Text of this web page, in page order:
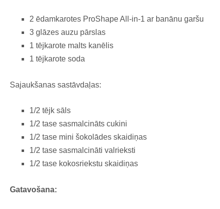
2 ēdamkarotes ProShape All-in-1 ar banānu garšu
3 glāzes auzu pārslas
1 tējkarote malts kanēlis
1 tējkarote soda
Sajaukšanas sastāvdaļas:
1/2 tējk sāls
1/2 tase sasmalcināts cukini
1/2 tase mini šokolādes skaidiņas
1/2 tase sasmalcināti valrieksti
1/2 tase kokosriekstu skaidiņas
Gatavošana: